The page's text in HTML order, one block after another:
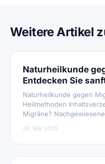
Weitere Artikel
Naturheilkunde
Entdecken Sie
Naturheilkunde gegen
Heilmethoden
Migräne?
26. Mai 2025